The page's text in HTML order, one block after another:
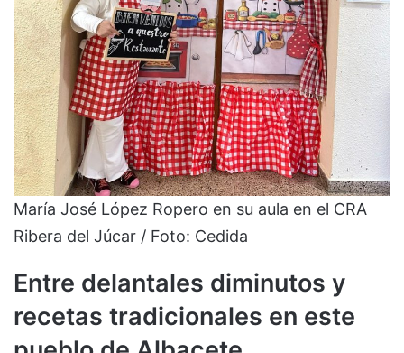
María José López Ropero en su aula en el CRA
Ribera del Júcar / Foto: Cedida
Entre delantales diminutos y
recetas tradicionales en este